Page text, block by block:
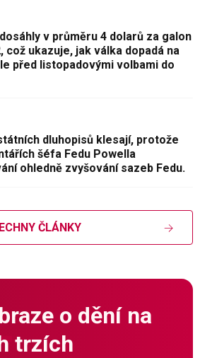
v průměru 4 dolarů za galon
což ukazuje, jak válka dopadá na
před listopadovými volbami do
dluhopisů klesají, protože
šéfa Fedu Powella
ohledně zvyšování sazeb Fedu.
ČLÁNKY
o dění na
trzích